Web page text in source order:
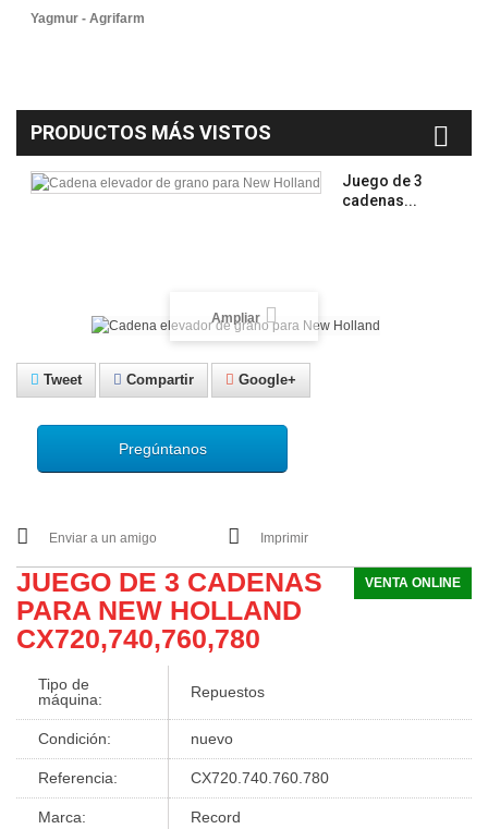
Yagmur - Agrifarm
PRODUCTOS MÁS VISTOS
Juego de 3
cadenas...
Ampliar
Tweet Compartir Google+
Pregúntanos
Enviar a un amigo Imprimir
VENTA ONLINE
JUEGO DE 3 CADENAS
PARA NEW HOLLAND
CX720,740,760,780
Tipo de
máquina:
Repuestos
Condición: nuevo
Referencia: CX720.740.760.780
Marca: Record